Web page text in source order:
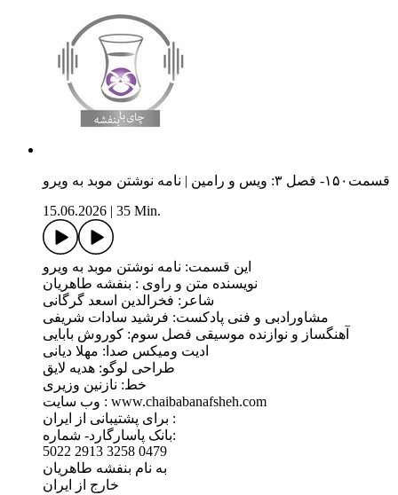
قسمت۱۵۰- فصل ۳: ویس و رامین | نامه نوشتن موبد به ویرو
15.06.2026
35 Min.
این قسمت: نامه نوشتن موبد به ویرو
نویسنده متن و راوی : بنفشه طاهریان
شاعر: فخرالدین اسعد گرگانی
مشاورادبی و فنی پادکست: فرشید سادات شریفی
آهنگساز و نوازنده موسیقی فصل سوم: کوروش بابایی
ادیت ومیکس صدا: مهلا دیانی
طراحی لوگو: هدیه لایق
خط: نازنین وزیری
وب سايت : www.chaibabanafsheh.com
برای پشتیبانی از ایران :
بانک پاسارگارد- شماره:
5022 2913 3258 0479
به نام بنفشه طاهریان
خارج از ایران